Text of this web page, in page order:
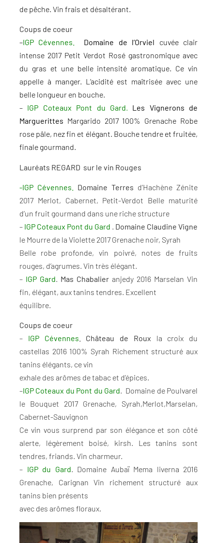
de pêche. Vin frais et désaltérant.
Coups de coeur
–IGP Cévennes. Domaine de l’Orviel cuvée clair
intense 2017 Petit Verdot Rosé gastronomique avec
du gras et une belle intensité aromatique. Ce vin
appelle à manger. L’acidité est maîtrisée avec une
belle longueur en bouche.
– IGP Coteaux Pont du Gard. Les Vignerons de
Marguerittes Margarido 2017 100% Grenache Robe
rose pâle, nez fin et élégant. Bouche tendre et fruitée,
finale gourmand.
Lauréats REGARD sur le vin Rouges
-IGP Cévennes. Domaine Terres d’Hachène Zénite
2017 Merlot, Cabernet, Petit-Verdot Belle maturité
d’un fruit gourmand dans une riche structure
– IGP Coteaux Pont du Gard . Domaine Claudine Vigne
le Mourre de la Violette 2017 Grenache noir, Syrah
Belle robe profonde, vin poivré, notes de fruits
rouges, d’agrumes. Vin très élégant.
– IGP Gard. Mas Chabalier anjedy 2016 Marselan Vin
fin, élégant, aux tanins tendres. Excellent
équilibre.
Coups de coeur
– IGP Cévennes . Château de Roux la croix du
castellas 2016 100% Syrah Richement structuré aux
tanins élégants, ce vin
exhale des arômes de tabac et d’épices.
–IGP Coteaux du Pont du Gard. Domaine de Poulvarel
le Bouquet 2017 Grenache, Syrah,Merlot,Marselan,
Cabernet-Sauvignon
Ce vin vous surprend par son élégance et son côté
alerte, légèrement boisé, kirsh. Les tanins sont
tendres, friands. Vin charmeur.
– IGP du Gard. Domaine Aubaï Mema liverna 2016
Grenache, Carignan Vin richement structuré aux
tanins bien présents
avec des arômes floraux.